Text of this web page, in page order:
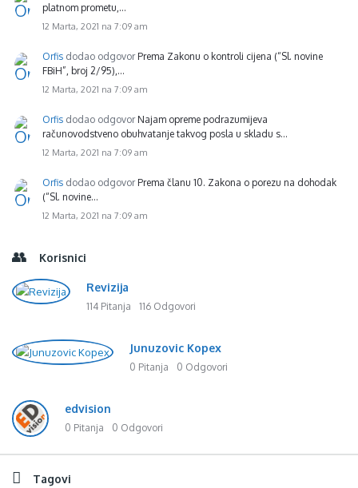
platnom prometu,…
12 Marta, 2021 na 7:09 am
Orfis dodao odgovor Prema Zakonu o kontroli cijena (“Sl. novine
FBiH”, broj 2/95),…
12 Marta, 2021 na 7:09 am
Orfis dodao odgovor Najam opreme podrazumijeva
računovodstveno obuhvatanje takvog posla u skladu s…
12 Marta, 2021 na 7:09 am
Orfis dodao odgovor Prema članu 10. Zakona o porezu na dohodak
(“Sl. novine…
12 Marta, 2021 na 7:09 am
Korisnici
Revizija
114 Pitanja 116 Odgovori
Junuzovic Kopex
0 Pitanja 0 Odgovori
edvision
0 Pitanja 0 Odgovori
Tagovi